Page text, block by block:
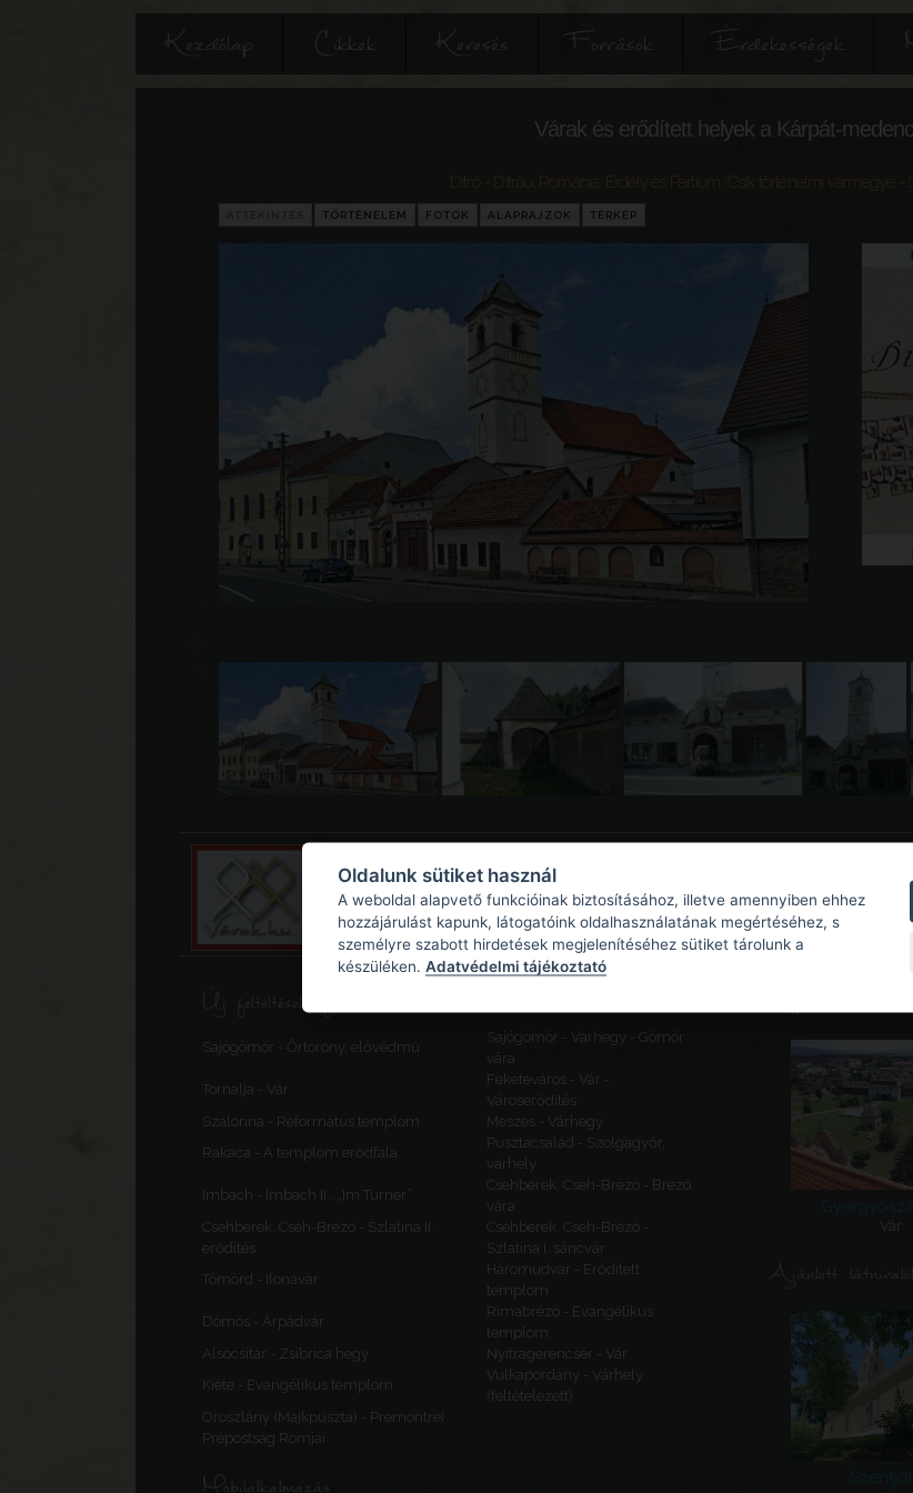
Kezdőlap Cikkek Keresés Források Érdekességek
Várak és erődített helyek a Kárpát-
Ditró - Ditrău Románia Erdély és Partium Csík történelmi vármegye -
TÖRTÉNELEM FOTÓK ALAPRAJZOK TÉRKÉP
Új feltöltések, frissítések
Sajógömör - Őrtorony, elővédmű
Sajógömör - Várhegy - Gömör
vára
Tornalja - Vár
Feketeváros - Vár -
Városerődítés
Szalonna - Református templom
Meszes - Várhegy
Rakaca - A templom erődfala
Pusztacsalád - Szolgagyőr,
várhely
Imbach - Imbach II., „Im Turner”
Csehberek, Cseh-Brézó - Brezó
vára
Csehberek, Cseh-Brézó - Szlatina II.
erődítés
Csehberek, Cseh-Brézó -
Szlatina I. sáncvár
Tömörd - Ilonavár
Háromudvar - Erődített
templom
Dömös - Árpádvár
Rimabrézó - Evangélikus
templom
Alsócsitár - Zsibrica hegy
Nyitragerencsér - Vár
Kiéte - Evangélikus templom
Vulkapordány - Várhely
(feltételezett)
Oroszlány (Majkpuszta) - Premontrei
Prépostság Romjai
Mobilalkalmazás
Vár
Ajánlott látnivalók
Oldalunk sütiket használ
A weboldal alapvető funkcióinak biztosításához, illetve amennyiben ehhez
hozzájárulást kapunk, látogatóink oldalhasználatának megértéséhez, s
személyre szabott hirdetések megjelenítéséhez sütiket tárolunk a
készüléken. Adatvédelmi tájékoztató